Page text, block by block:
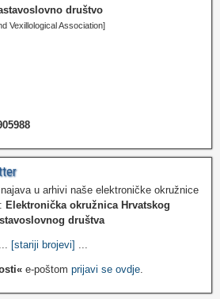
društvo
Vexillological Association]
u arhivi naše elektroničke okružnice
: Elektronička okružnica Hrvatskog
društva
... [stariji brojevi] ...
e-poštom prijavi se ovdje.